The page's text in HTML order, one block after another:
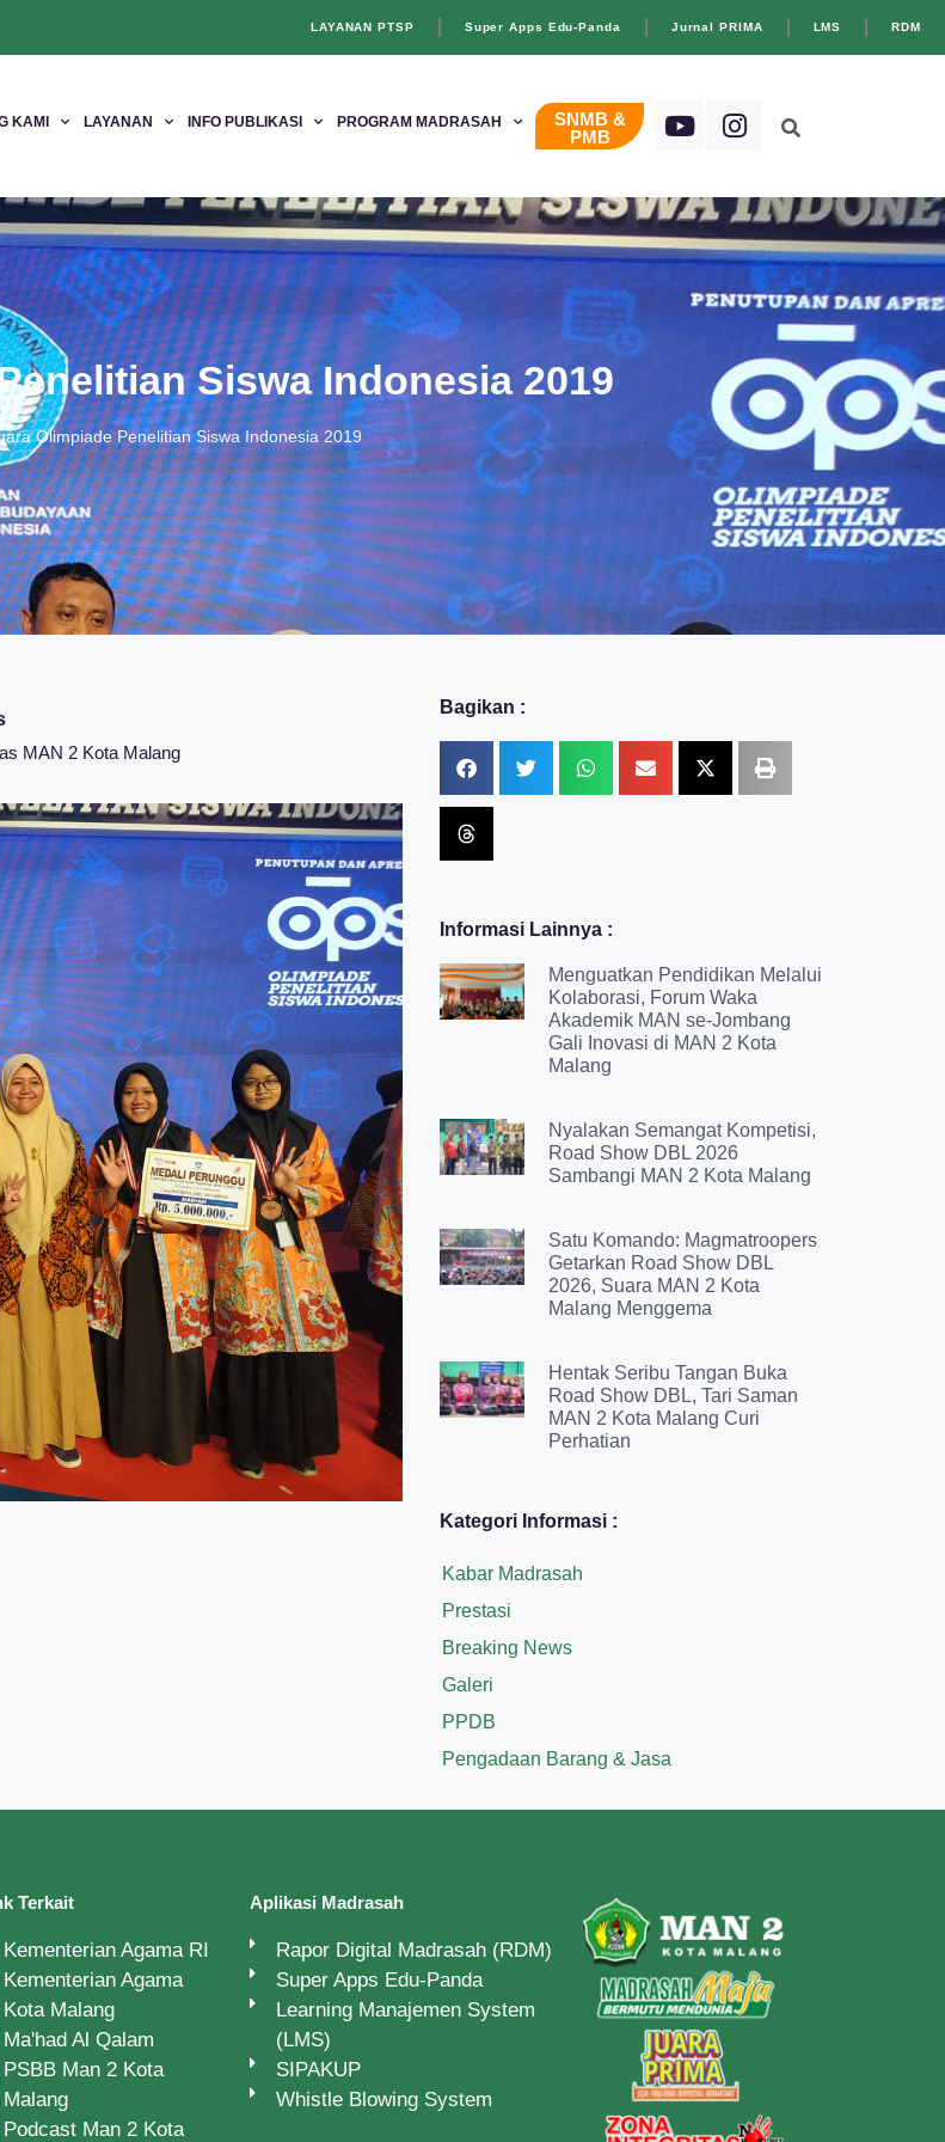
LAYANAN PTSP Super Apps Edu-Panda Jurnal PRIMA LMS RDM
KAMI LAYANAN INFO PUBLIKASI PROGRAM MADRASAH
SNMB &
PMB
Siswa Indonesia 2019
Olimpiade Penelitian Siswa Indonesia 2019
MAN 2 Kota Malang
Bagikan :
Informasi Lainnya :
Menguatkan Pendidikan Melalui
Kolaborasi, Forum Waka
Akademik MAN se-Jombang
Gali Inovasi di MAN 2 Kota
Malang
Nyalakan Semangat Kompetisi,
Road Show DBL 2026
Sambangi MAN 2 Kota Malang
Satu Komando: Magmatroopers
Getarkan Road Show DBL
2026, Suara MAN 2 Kota
Malang Menggema
Hentak Seribu Tangan Buka
Road Show DBL, Tari Saman
MAN 2 Kota Malang Curi
Perhatian
Kategori Informasi :
Kabar Madrasah
Prestasi
Breaking News
Galeri
PPDB
Pengadaan Barang & Jasa
Terkait
Kementerian Agama RI
Kementerian Agama
Kota Malang
Ma'had Al Qalam
PSBB Man 2 Kota
Malang
Podcast Man 2 Kota
Aplikasi Madrasah
Rapor Digital Madrasah (RDM)
Super Apps Edu-Panda
Learning Manajemen System
(LMS)
SIPAKUP
Whistle Blowing System